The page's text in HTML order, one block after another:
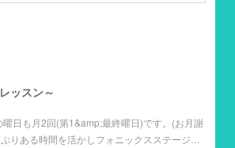
ッスン～
日も月2回(第1&amp;最終曜日)です。(お月謝
りある時間を活かしフォニックスステージ…